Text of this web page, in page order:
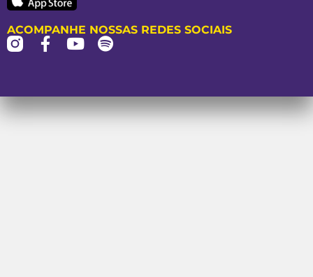
ACOMPANHE NOSSAS REDES SOCIAIS